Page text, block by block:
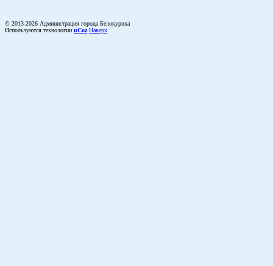
© 2013-2026 Администрация города Белокуриха
Используются технологии uCoz Наверх